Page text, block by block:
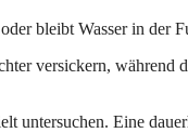
bleibt Wasser in der
versickern,
untersuchen. Eine